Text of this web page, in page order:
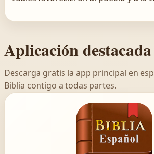
Aplicación destacada
Descarga gratis la app principal en
Biblia contigo a todas partes.